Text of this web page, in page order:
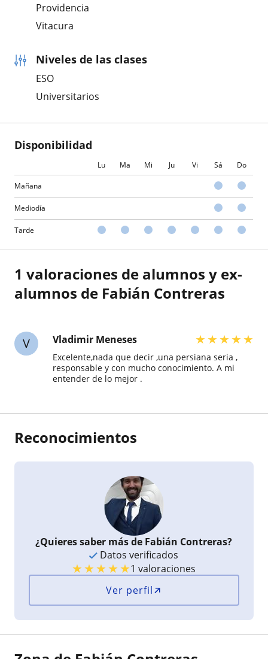
Providencia
Vitacura
Niveles de las clases
ESO
Universitarios
Disponibilidad
Lu Ma Mi Ju Vi Sá Do
Mañana
Mediodía
Tarde
1 valoraciones de alumnos y ex-
alumnos de Fabián Contreras
V Vladimir Meneses ★★★★★
Excelente,nada que decir ,una persiana seria ,
responsable y con mucho conocimiento. A mi
entender de lo mejor .
Reconocimientos
¿Quieres saber más de Fabián Contreras?
Datos verificados
★★★★★1 valoraciones
Ver perfil